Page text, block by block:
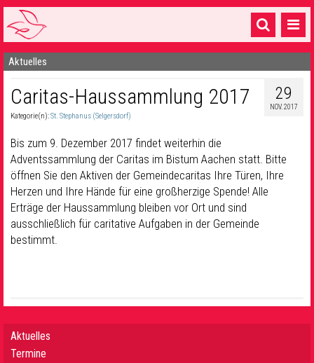
Startseite
1 Pfarrei
16 Gemeinden & mehr
Gottesdienste & Sinnsuche
Sakramente & Feste
Gemeinschaft & Soziales
Musik& Kultur
Aktuelles
29
NOV. 2017
Caritas-Haussammlung 2017
Kategorie(n):St. Stephanus (Selgersdorf)
Bis zum 9. Dezember 2017 findet weiterhin die
Adventssammlung der Caritas im Bistum Aachen statt. Bitte
öffnen Sie den Aktiven der Gemeindecaritas Ihre Türen, Ihre
Herzen und Ihre Hände für eine großherzige Spende! Alle
Erträge der Haussammlung bleiben vor Ort und sind
ausschließlich für caritative Aufgaben in der Gemeinde
bestimmt.
Aktuelles
Termine